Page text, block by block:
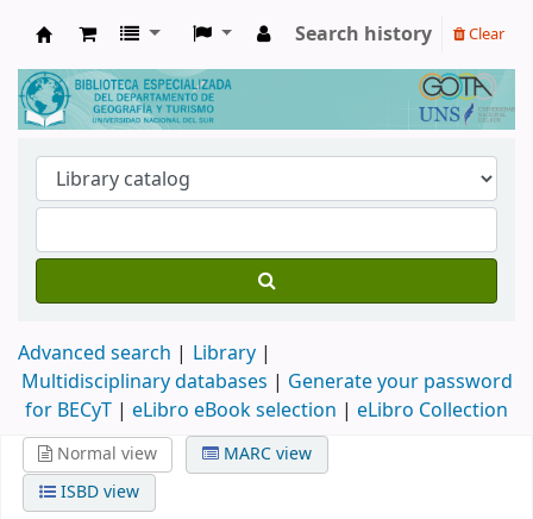
Biblioteca de Geografía y Turismo
Search history Clear
Advanced search
Library
Multidisciplinary databases | Generate your password
for BECyT | eLibro eBook selection | eLibro Collection
Normal view
MARC view
ISBD view